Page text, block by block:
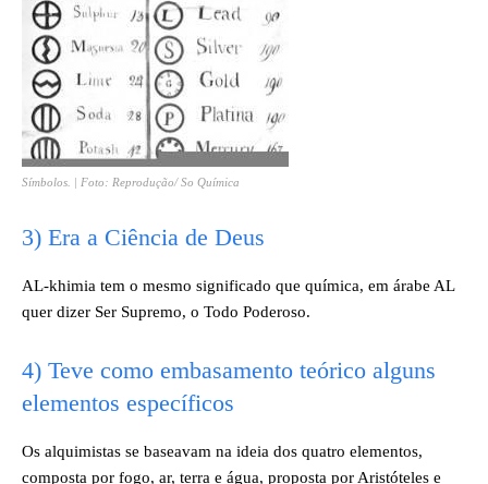
Símbolos. | Foto: Reprodução/ So Química
3) Era a Ciência de Deus
AL-khimia tem o mesmo significado que química, em árabe AL
quer dizer Ser Supremo, o Todo Poderoso.
4) Teve como embasamento teórico alguns
elementos específicos
Os alquimistas se baseavam na ideia dos quatro elementos,
composta por fogo, ar, terra e água, proposta por Aristóteles e